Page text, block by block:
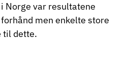
Norge var resultatene
men enkelte store
til dette.